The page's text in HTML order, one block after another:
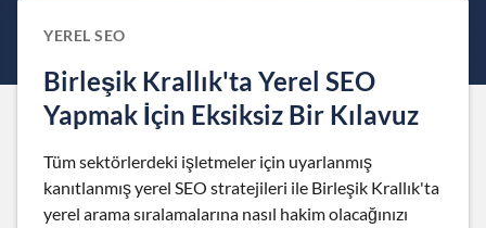
YEREL SEO
Birleşik Krallık'ta Yerel SEO
Yapmak İçin Eksiksiz Bir Kılavuz
Tüm sektörlerdeki işletmeler için uyarlanmış
kanıtlanmış yerel SEO stratejileri ile Birleşik Krallık'ta
yerel arama sıralamalarına nasıl hakim olacağınızı